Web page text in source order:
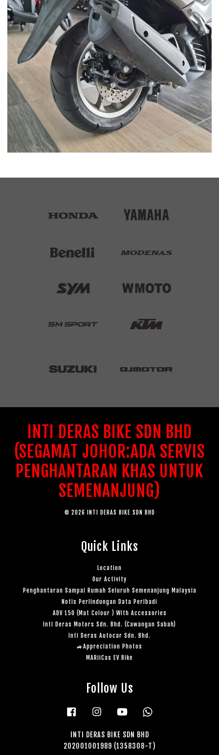
INTI DERAS BIKE SDN BHD
(SEGAMAT JOHOR:ADA SERVIS
PENGHANTARAN KHAS UNTUK
SEMENANJUNG)
© 2026 INTI DERAS BIKE SDN BHD
Quick Links
Location
Our Activity
Penghantaran Sampai Rumah Seluruh Semenanjung Malaysia
Notis Perlindungan Data Peribadi
ADV 150 (Mat Colour ) With Accessories
Inti Deras Motors Sdn. Bhd. (Cawangan Sabah)
Inti Deras Autocar Sdn. Bhd.
🚙Appreciation Photos
MARiiCas EV Bike
Follow Us
Facebook Instagram YouTube
INTI DERAS BIKE SDN BHD
202001001989 (1358308-T)